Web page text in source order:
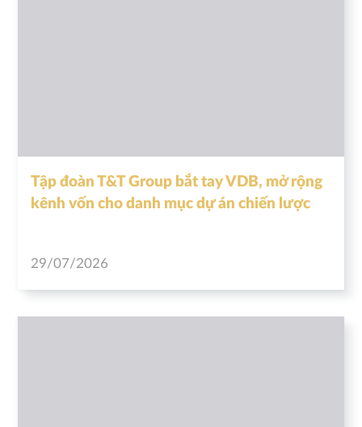
Tập đoàn T&T Group bắt tay VDB, mở rộng
kênh vốn cho danh mục dự án chiến lược
29/07/2026